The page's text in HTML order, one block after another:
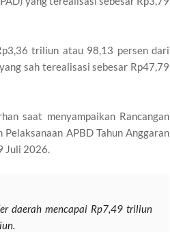
triliun atau 98,13 persen dari
sah terealisasi sebesar Rp47,79
saat menyampaikan Rancangan
APBD Tahun Anggaran
Juli 2026.
daerah mencapai Rp7,49 triliun